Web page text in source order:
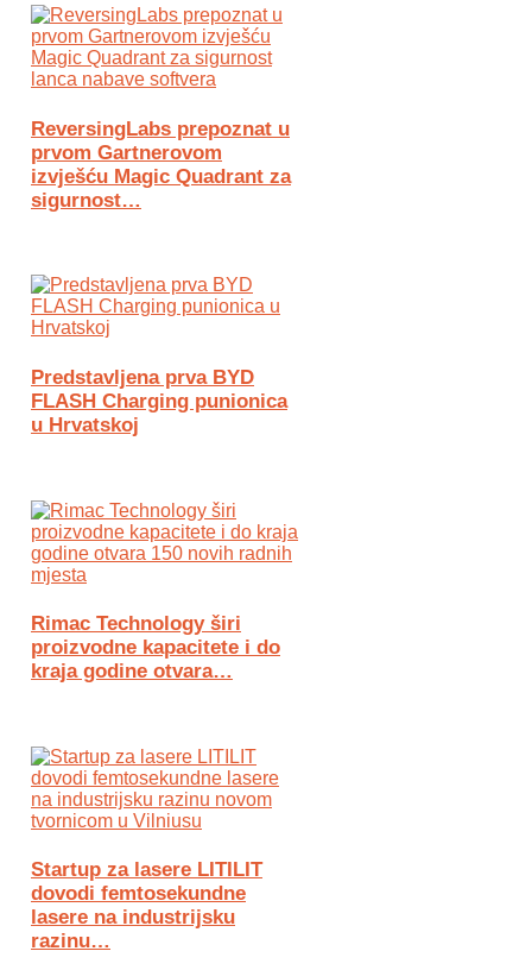
ReversingLabs prepoznat u
prvom Gartnerovom
izvješću Magic Quadrant za
sigurnost…
Predstavljena prva BYD
FLASH Charging punionica
u Hrvatskoj
Rimac Technology širi
proizvodne kapacitete i do
kraja godine otvara…
Startup za lasere LITILIT
dovodi femtosekundne
lasere na industrijsku
razinu…